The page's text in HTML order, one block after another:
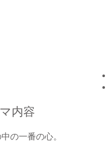
内容
の一番の心。